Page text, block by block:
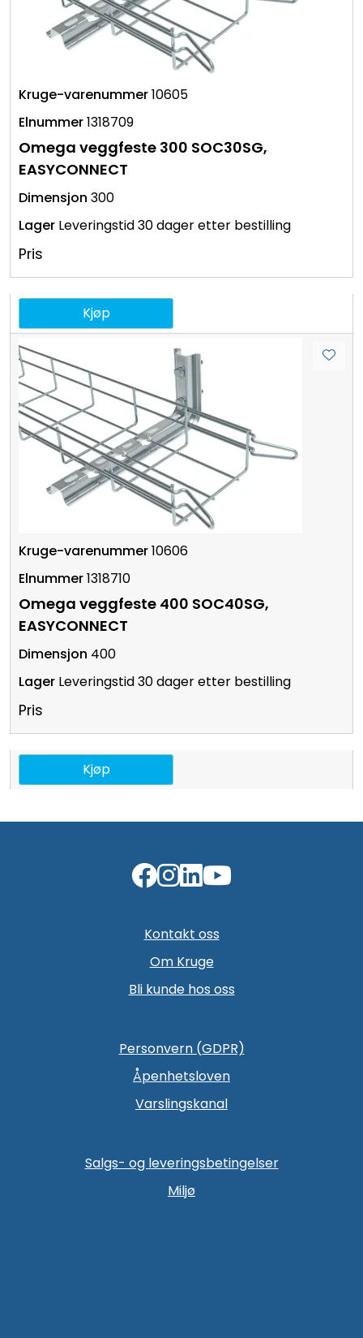
10605
1318709
Omega veggfeste 300 SOC30SG,
EASYCONNECT
300
Leveringstid 30 dager etter bestilling
Pris
Kjøp
10606
1318710
Omega veggfeste 400 SOC40SG,
EASYCONNECT
400
Leveringstid 30 dager etter bestilling
Pris
Kjøp
Kontakt oss
Om Kruge
Bli kunde hos oss
Personvern (GDPR)
Åpenhetsloven
Varslingskanal
Salgs- og leveringsbetingelser
Miljø